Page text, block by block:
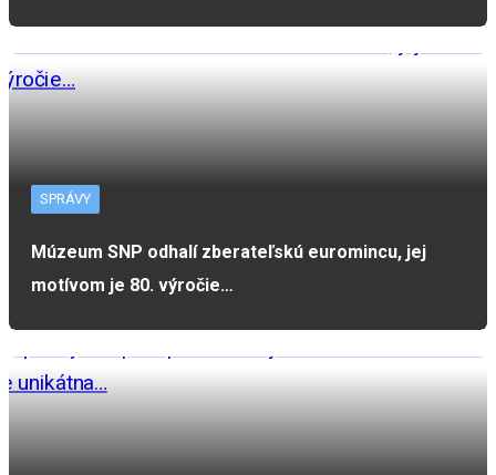
SPRÁVY
Múzeum SNP odhalí zberateľskú euromincu, jej
motívom je 80. výročie…